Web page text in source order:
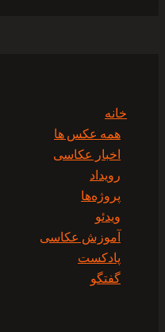
خانه
همه عکس ها
اخبار عکاسی
رویداد
پروژه‌‌ها
ویدئو
آموزش عکاسی
پادکست
گفتگو